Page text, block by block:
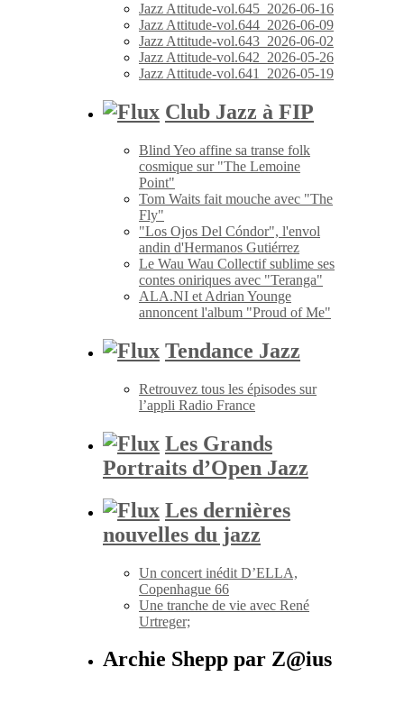
Jazz Attitude-vol.645_2026-06-16
Jazz Attitude-vol.644_2026-06-09
Jazz Attitude-vol.643_2026-06-02
Jazz Attitude-vol.642_2026-05-26
Jazz Attitude-vol.641_2026-05-19
Club Jazz à FIP
Blind Yeo affine sa transe folk
cosmique sur "The Lemoine
Point"
Tom Waits fait mouche avec "The
Fly"
"Los Ojos Del Cóndor", l'envol
andin d'Hermanos Gutiérrez
Le Wau Wau Collectif sublime ses
contes oniriques avec "Teranga"
ALA.NI et Adrian Younge
annoncent l'album "Proud of Me"
Tendance Jazz
Retrouvez tous les épisodes sur
l’appli Radio France
Les Grands
Portraits d’Open Jazz
Les dernières
nouvelles du jazz
Un concert inédit D’ELLA,
Copenhague 66
Une tranche de vie avec René
Urtreger;
Archie Shepp par Z@ius